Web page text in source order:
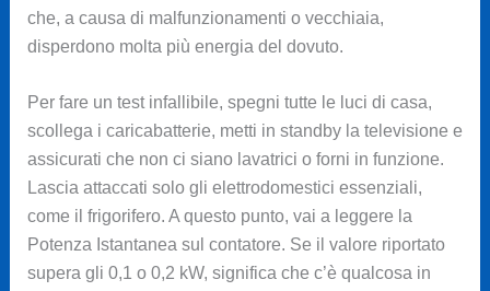
che, a causa di malfunzionamenti o vecchiaia,
disperdono molta più energia del dovuto.
Per fare un test infallibile, spegni tutte le luci di casa,
scollega i caricabatterie, metti in standby la televisione e
assicurati che non ci siano lavatrici o forni in funzione.
Lascia attaccati solo gli elettrodomestici essenziali,
come il frigorifero. A questo punto, vai a leggere la
Potenza Istantanea sul contatore. Se il valore riportato
supera gli 0,1 o 0,2 kW, significa che c’è qualcosa in